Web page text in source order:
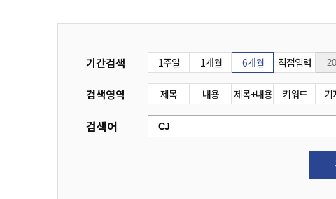
기간검색 1주일 1개월 6개월 직접입력
검색영역 제목 내용 제목+내용 키워드 기
검색어